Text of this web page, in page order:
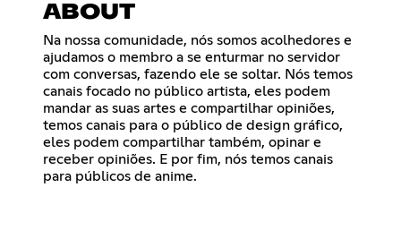
ABOUT
Na nossa comunidade, nós somos acolhedores e
ajudamos o membro a se enturmar no servidor
com conversas, fazendo ele se soltar. Nós temos
canais focado no público artista, eles podem
mandar as suas artes e compartilhar opiniões,
temos canais para o público de design gráfico,
eles podem compartilhar também, opinar e
receber opiniões. E por fim, nós temos canais
para públicos de anime.